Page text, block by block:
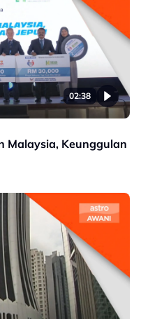
02:38
Malaysia, Keunggulan